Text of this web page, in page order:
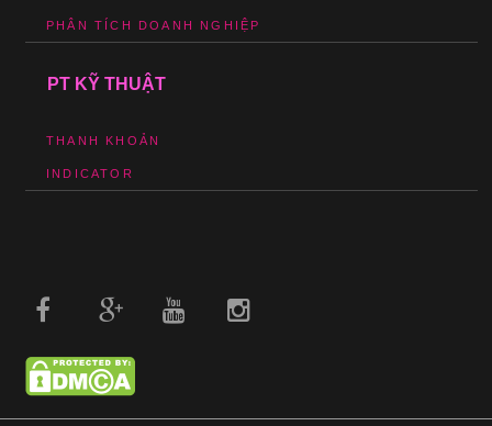
PHÂN TÍCH DOANH NGHIỆP
PT KỸ THUẬT
THANH KHOẢN
INDICATOR